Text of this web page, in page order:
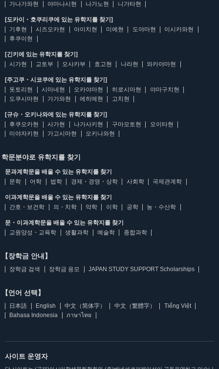
가나가와현
야마나시현 나가노현 니가타현
[도카이・호쿠리쿠에 있는 유학지를 찾기]
기후현
시즈오카현 아이치현 미에현 도야마현
이시카와현
후쿠이현
[긴키에 있는 유학지를 찾기]
시가현
교토부 오사카부 효고현 나라현 와카야마현
[주고쿠・시코쿠에 있는 유학지를 찾기]
돗토리현
시마네현 오카야마현 히로시마현
야마구치현
도쿠시마현
가가와현 에히메현 고치현
[규슈・오키나와에 있는 유학지를 찾기]
후쿠오카현
사가현 나가사키현 구마모토현
오이타현
미야자키현
가고시마현 오키나와현
학문분야로 유학지를 찾기
문과계학문을 배울 수 있는 유학지를 찾기
문학
어학 법학 경제・경영・상학 사회학 국제관계학
이과계학문을 배울 수 있는 유학지를 찾기
간호・보건학
의・치학 약학 이학 공학 농・수산학
문・이과계학문을 배울 수 있는 유학지를 찾기
교원양성・교육학
생활과학 예술학 종합과학
【장학금 안내】
장학금 검색 장학금 응모 JAPAN STUDY SUPPORT Scholarships
【언어 선택】
日本語 English 中文（简体字） 中文（繁體字）
Tiếng Việt
Bahasa Indonesia
ภาษาไทย
사이트 운영자